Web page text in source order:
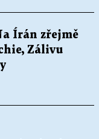
Írán zřejmě
Zálivu